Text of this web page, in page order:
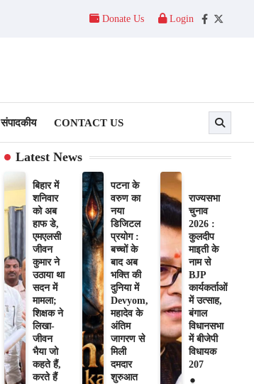
Donate Us Login
Facebook
Twitter
संपादकीय CONTACT US
Latest News
बिहार में
शनिवार
को अब
हाफ डे,
एमएलसी
जीवन
कुमार ने
उठाया था
सदन में
मामला;
शिक्षक ने
लिखा-
जीवन
भैया जो
कहते हैं,
करते हैं
पटना के
वरुण का
नया
डिजिटल
प्रयोग :
बच्चों के
बाद अब
भक्ति की
दुनिया में
Devyom,
महादेव के
अंतिम
जागरण से
मिली
दमदार
शुरुआत
राज्यसभा
चुनाव
2026 :
कुलदीप
माइती के
नाम से
BJP
कार्यकर्ताओं
में उत्साह,
बंगाल
विधानसभा
में बीजेपी
विधायक
207